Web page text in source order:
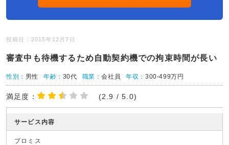
投稿日：2015年12月7日
審査中も待機するため自動契約機での拘束時間が長い
性別： 男性 年齢： 30代 職業：会社員 年収：300-499万円
満足度： (2.9 / 5.0)
サービス内容
プロミス